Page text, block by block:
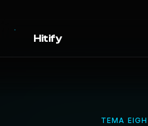
Hitify
TEMA